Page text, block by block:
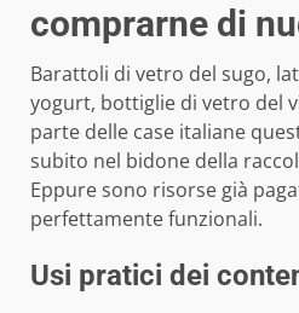
comprarne di
Barattoli di vetro del sugo,
yogurt, bottiglie di vetro del
parte delle case italiane
subito nel bidone della
Eppure sono risorse già
perfettamente funzionali.
Usi pratici dei